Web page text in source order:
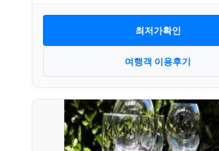
최저가확인
여행객 이용후기